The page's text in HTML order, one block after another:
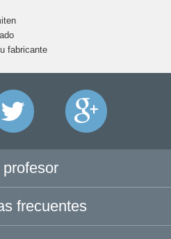
fabricante
frecuentes